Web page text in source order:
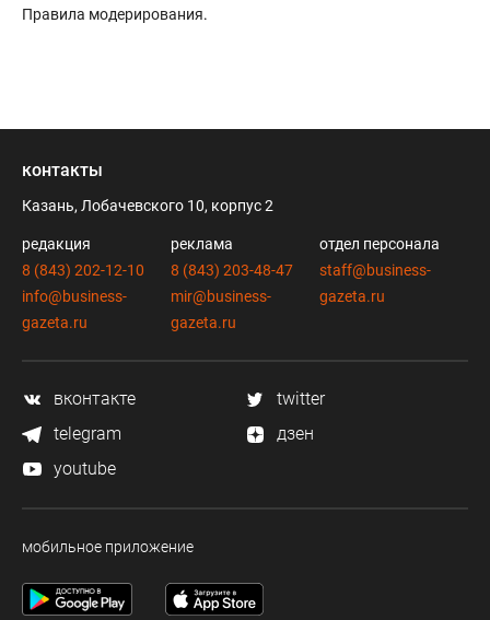
Правила модерирования.
контакты
Казань, Лобачевского 10, корпус 2
редакция
8 (843) 202-12-10
info@business-
gazeta.ru
реклама
8 (843) 203-48-47
mir@business-
gazeta.ru
отдел персонала
staff@business-
gazeta.ru
вконтакте
twitter
telegram
дзен
youtube
мобильное приложение